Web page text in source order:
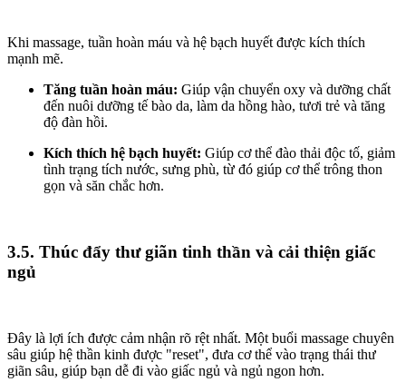
Khi massage, tuần hoàn máu và hệ bạch huyết được kích thích
mạnh mẽ.
Tăng tuần hoàn máu: Giúp vận chuyển oxy và dưỡng chất
đến nuôi dưỡng tế bào da, làm da hồng hào, tươi trẻ và tăng
độ đàn hồi.
Kích thích hệ bạch huyết: Giúp cơ thể đào thải độc tố, giảm
tình trạng tích nước, sưng phù, từ đó giúp cơ thể trông thon
gọn và săn chắc hơn.
3.5. Thúc đẩy thư giãn tinh thần và cải thiện giấc
ngủ
Đây là lợi ích được cảm nhận rõ rệt nhất. Một buổi massage chuyên
sâu giúp hệ thần kinh được "reset", đưa cơ thể vào trạng thái thư
giãn sâu, giúp bạn dễ đi vào giấc ngủ và ngủ ngon hơn.